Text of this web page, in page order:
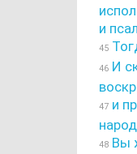
и
45
46 И
47 и
48 Вы